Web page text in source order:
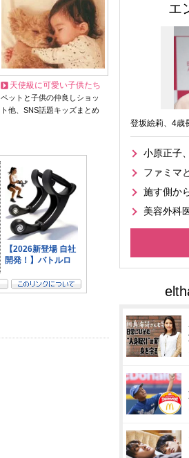
天使級に可愛い子供たち
ペットと子供の仲良しショッ
ト他、SNS話題キッズまとめ
エ
登坂絵莉、4歳
小原正子
ファミマ
施す側か
美容外科